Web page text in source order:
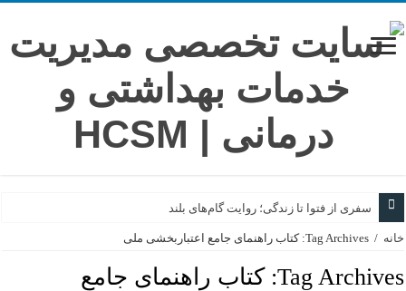
سفری از فتوا تا زندگی؛ روایت گام‌های بلند
خانه / Tag Archives: کتاب راهنمای جامع اعتباربخشی ملی
Tag Archives: کتاب راهنمای جامع